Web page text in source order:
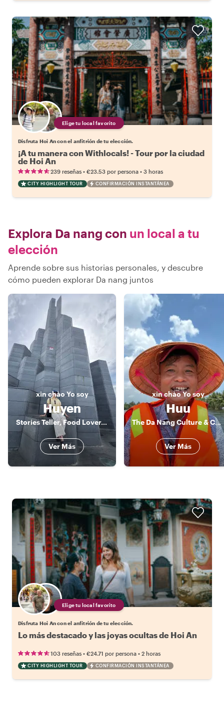
Elige tu local favorito
Disfruta Hoi An con el anfitrión de tu elección.
¡A tu manera con Withlocals! - Tour por la ciudad
de Hoi An
239 reseñas • €23.53 por persona • 3 horas
CITY HIGHLIGHT TOUR CONFIRMACIÓN INSTANTÁNEA
Explora Da nang con un local a tu
elección
Aprende sobre sus historias personales, y descubre
cómo pueden explorar Da nang juntos
xin chàoYo soy
Huyen
Stories Teller, Food Lover, and History
Ver Más
xin chàoYo soy
Huu
The Da Nang Culture & Cuisine Connoisseur
Ver Más
Elige tu local favorito
Disfruta Hoi An con el anfitrión de tu elección.
Lo más destacado y las joyas ocultas de Hoi An
103 reseñas • €24.71 por persona • 2 horas
CITY HIGHLIGHT TOUR CONFIRMACIÓN INSTANTÁNEA